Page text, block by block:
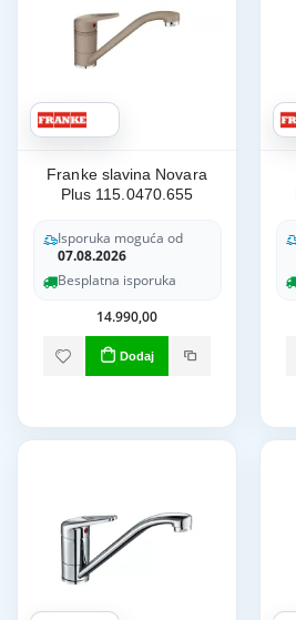
Franke slavina Novara
Plus 115.0470.655
Isporuka moguća od
07.08.2026
Besplatna isporuka
14.990,00
Dodaj